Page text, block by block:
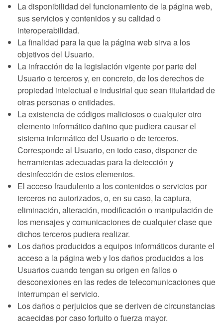
La disponibilidad del funcionamiento de la página web,
sus servicios y contenidos y su calidad o
interoperabilidad.
La finalidad para la que la página web sirva a los
objetivos del Usuario.
La infracción de la legislación vigente por parte del
Usuario o terceros y, en concreto, de los derechos de
propiedad intelectual e industrial que sean titularidad de
otras personas o entidades.
La existencia de códigos maliciosos o cualquier otro
elemento informático dañino que pudiera causar el
sistema informático del Usuario o de terceros.
Corresponde al Usuario, en todo caso, disponer de
herramientas adecuadas para la detección y
desinfección de estos elementos.
El acceso fraudulento a los contenidos o servicios por
terceros no autorizados, o, en su caso, la captura,
eliminación, alteración, modificación o manipulación de
los mensajes y comunicaciones de cualquier clase que
dichos terceros pudiera realizar.
Los daños producidos a equipos informáticos durante el
acceso a la página web y los daños producidos a los
Usuarios cuando tengan su origen en fallos o
desconexiones en las redes de telecomunicaciones que
interrumpan el servicio.
Los daños o perjuicios que se deriven de circunstancias
acaecidas por caso fortuito o fuerza mayor.